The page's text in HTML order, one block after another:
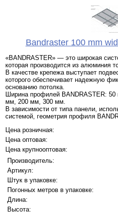
Bandraster 100 mm
«BANDRASTER» — это широкая
которая производится из алюминия
В качестве крепежа выступает
которого обеспечивает надежную
основанию потолка.
Ширина профилей BANDRASTER:
мм, 200 мм, 300 мм.
В зависимости от типа панели,
системой, геометрия профиля
Цена розничная:
Цена оптовая:
Цена крупнооптовая:
Производитель:
Артикул:
Штук в упаковке:
Погонных метров в упаковке:
Длина:
Высота: